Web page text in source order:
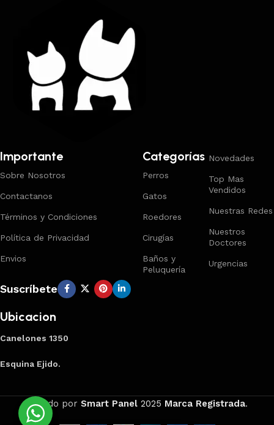
Importante
Sobre Nosotros
Contactanos
Términos y Condiciones
Política de Privacidad
Envios
Categorías
Perros
Gatos
Roedores
Cirugías
Baños y
Peluquería
Novedades
Top Mas
Vendidos
Nuestras Redes
Nuestros
Doctores
Urgencias
Suscríbete
Ubicacion
Canelones 1350
Esquina Ejido.
Creado por Smart Panel 2025 Marca Registrada.